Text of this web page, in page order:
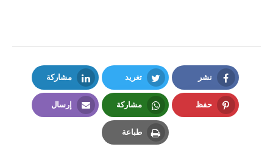
نشر
Facebook
تغريد
Twitter
مشاركة
LinkedIn
حفظ مشاركة
Whatsapp
إرسال
طباعة